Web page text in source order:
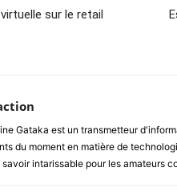
sur le retail
Gataka est un transmetteur
du moment en matière de
intarissable pour les amateurs